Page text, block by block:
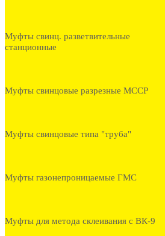
Муфты свинц. разветвительные
станционные
Муфты свинцовые разрезные МССР
Муфты свинцовые типа "труба"
Муфты газонепроницаемые ГМС
Муфты для метода склеивания с ВК-9